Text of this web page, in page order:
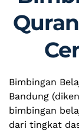
Bimbingan
Bandung
bimbingan
dari tingkat